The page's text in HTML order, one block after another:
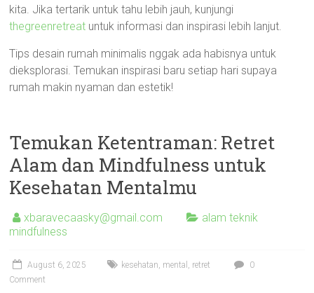
kita. Jika tertarik untuk tahu lebih jauh, kunjungi
thegreenretreat untuk informasi dan inspirasi lebih lanjut.
Tips desain rumah minimalis nggak ada habisnya untuk
dieksplorasi. Temukan inspirasi baru setiap hari supaya
rumah makin nyaman dan estetik!
Temukan Ketentraman: Retret
Alam dan Mindfulness untuk
Kesehatan Mentalmu
xbaravecaasky@gmail.com
alam teknik
mindfulness
August 6, 2025 kesehatan, mental , retret
0
Comment